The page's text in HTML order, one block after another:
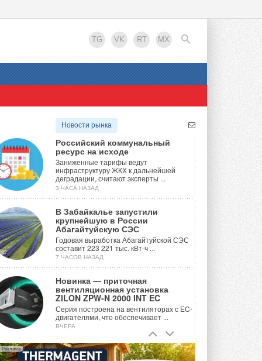
TG VK RT MX
EN
Новости рынка
Российский коммунальный
ресурс на исходе
Заниженные тарифы ведут
инфраструктуру ЖКХ к дальнейшей
деградации, считают эксперты ...
3 ЧАСА НАЗАД
В Забайкалье запустили
крупнейшую в России
Абагайтуйскую СЭС
Годовая выработка Абагайтуйской СЭС
составит 223 221 тыс. кВт-ч ...
7 ЧАСОВ НАЗАД
Новинка — приточная
вентиляционная установка
ZILON ZPW-N 2000 INT EC
Серия построена на вентиляторах с EC-
двигателями, что обеспечивает ...
ВЧЕРА
Учёные ЮУрГУ создали
каскадную установку,
Реклама